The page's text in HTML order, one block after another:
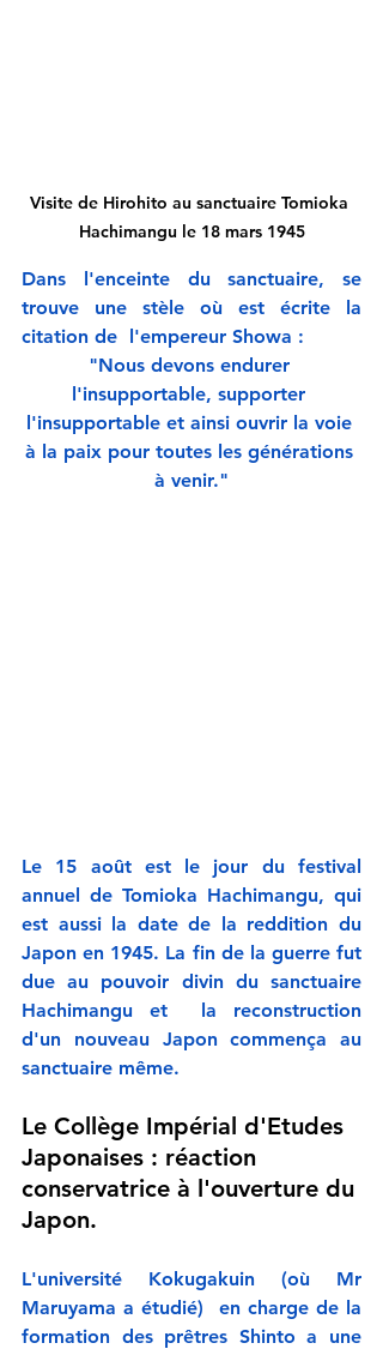
Visite de Hirohito au sanctuaire Tomioka
Hachimangu le 18 mars 1945
Dans l'enceinte du sanctuaire, se
trouve une stèle où est écrite la
citation de  l'empereur Showa :
"Nous devons endurer
l'insupportable, supporter
l'insupportable et ainsi ouvrir la voie
à la paix pour toutes les générations
à venir."
Le 15 août est le jour du festival
annuel de Tomioka Hachimangu, qui
est aussi la date de la reddition du
Japon en 1945. La fin de la guerre fut
due au pouvoir divin du sanctuaire
Hachimangu et  la reconstruction
d'un nouveau Japon commença au
sanctuaire même.
Le Collège Impérial d'Etudes
Japonaises : réaction
conservatrice à l'ouverture du
Japon.
L'université Kokugakuin (où Mr
Maruyama a étudié)  en charge de la
formation des prêtres Shinto a une